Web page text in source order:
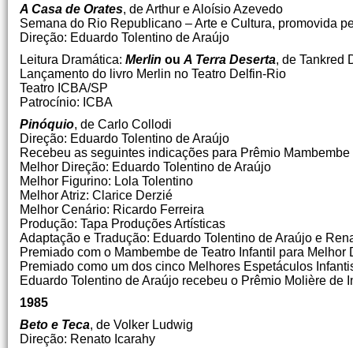
A Casa de Orates, de Arthur e Aloísio Azevedo
Semana do Rio Republicano – Arte e Cultura, promovida
Direção: Eduardo Tolentino de Araújo
Leitura Dramática: Merlin ou A Terra Deserta, de Tankred
Lançamento do livro Merlin no Teatro Delfin-Rio
Teatro ICBA/SP
Patrocínio: ICBA
Pinóquio, de Carlo Collodi
Direção: Eduardo Tolentino de Araújo
Recebeu as seguintes indicações para Prêmio Mambembe
Melhor Direção: Eduardo Tolentino de Araújo
Melhor Figurino: Lola Tolentino
Melhor Atriz: Clarice Derzié
Melhor Cenário: Ricardo Ferreira
Produção: Tapa Produções Artísticas
Adaptação e Tradução: Eduardo Tolentino de Araújo e
Premiado com o Mambembe de Teatro Infantil para
Premiado como um dos cinco Melhores Espetáculos
Eduardo Tolentino de Araújo recebeu o Prêmio Molière de
1985
Beto e Teca, de Volker Ludwig
Direção: Renato Icarahy